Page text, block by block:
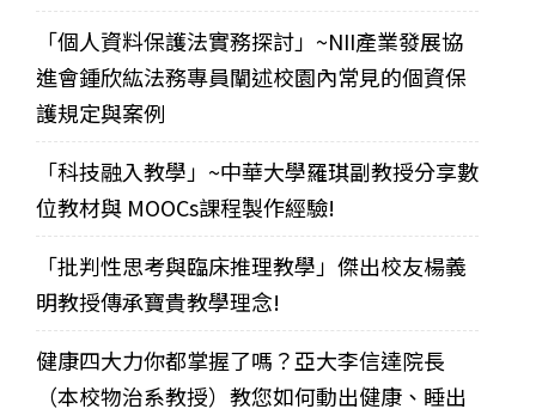
「個人資料保護法實務探討」~NII產業發展協
進會鍾欣紘法務專員闡述校園內常見的個資保
護規定與案例
「科技融入教學」~中華大學羅琪副教授分享數
位教材與 MOOCs課程製作經驗!
「批判性思考與臨床推理教學」傑出校友楊義
明教授傳承寶貴教學理念!
健康四大力你都掌握了嗎？亞大李信達院長
（本校物治系教授）教您如何動出健康、睡出